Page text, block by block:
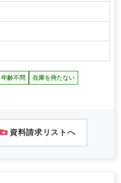
年齢不問 在庫を持たない
資料請求リストへ